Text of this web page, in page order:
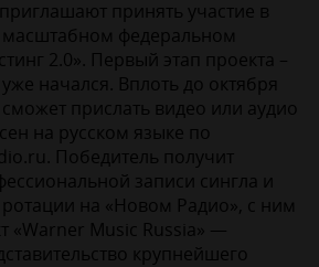
принять участие в
федеральном
2.0». Первый этап проекта –
начался. Вплоть до октября
прислать видео или аудио
на русском языке по
Победитель получит
записи сингла и
на «Новом Радио», с ним
«Warner Music Russia» —
крупнейшего